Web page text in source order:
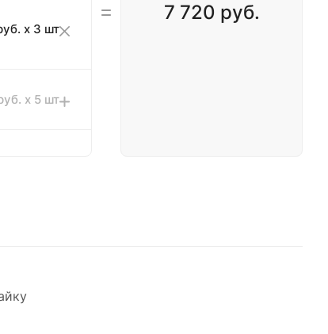
x 3 шт
x 5 шт
7 720 руб.